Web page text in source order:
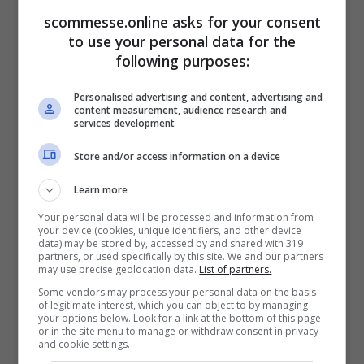
La mancanza di una figura
paterna
Ci sono anche lati più tristi e oscuri nella
scommesse.online asks for your consent
to use your personal data for the
following purposes:
Personalised advertising and content, advertising and
content measurement, audience research and
services development
Store and/or access information on a device
Learn more
Your personal data will be processed and information from
your device (cookies, unique identifiers, and other device
data) may be stored by, accessed by and shared with 319
partners, or used specifically by this site. We and our partners
may use precise geolocation data. List of partners.
Some vendors may process your personal data on the basis
of legitimate interest, which you can object to by managing
your options below. Look for a link at the bottom of this page
or in the site menu to manage or withdraw consent in privacy
and cookie settings.